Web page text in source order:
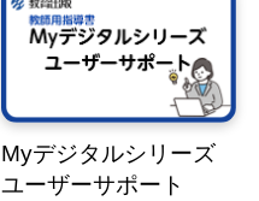
Myデジタルシリーズ
ユーザーサポート